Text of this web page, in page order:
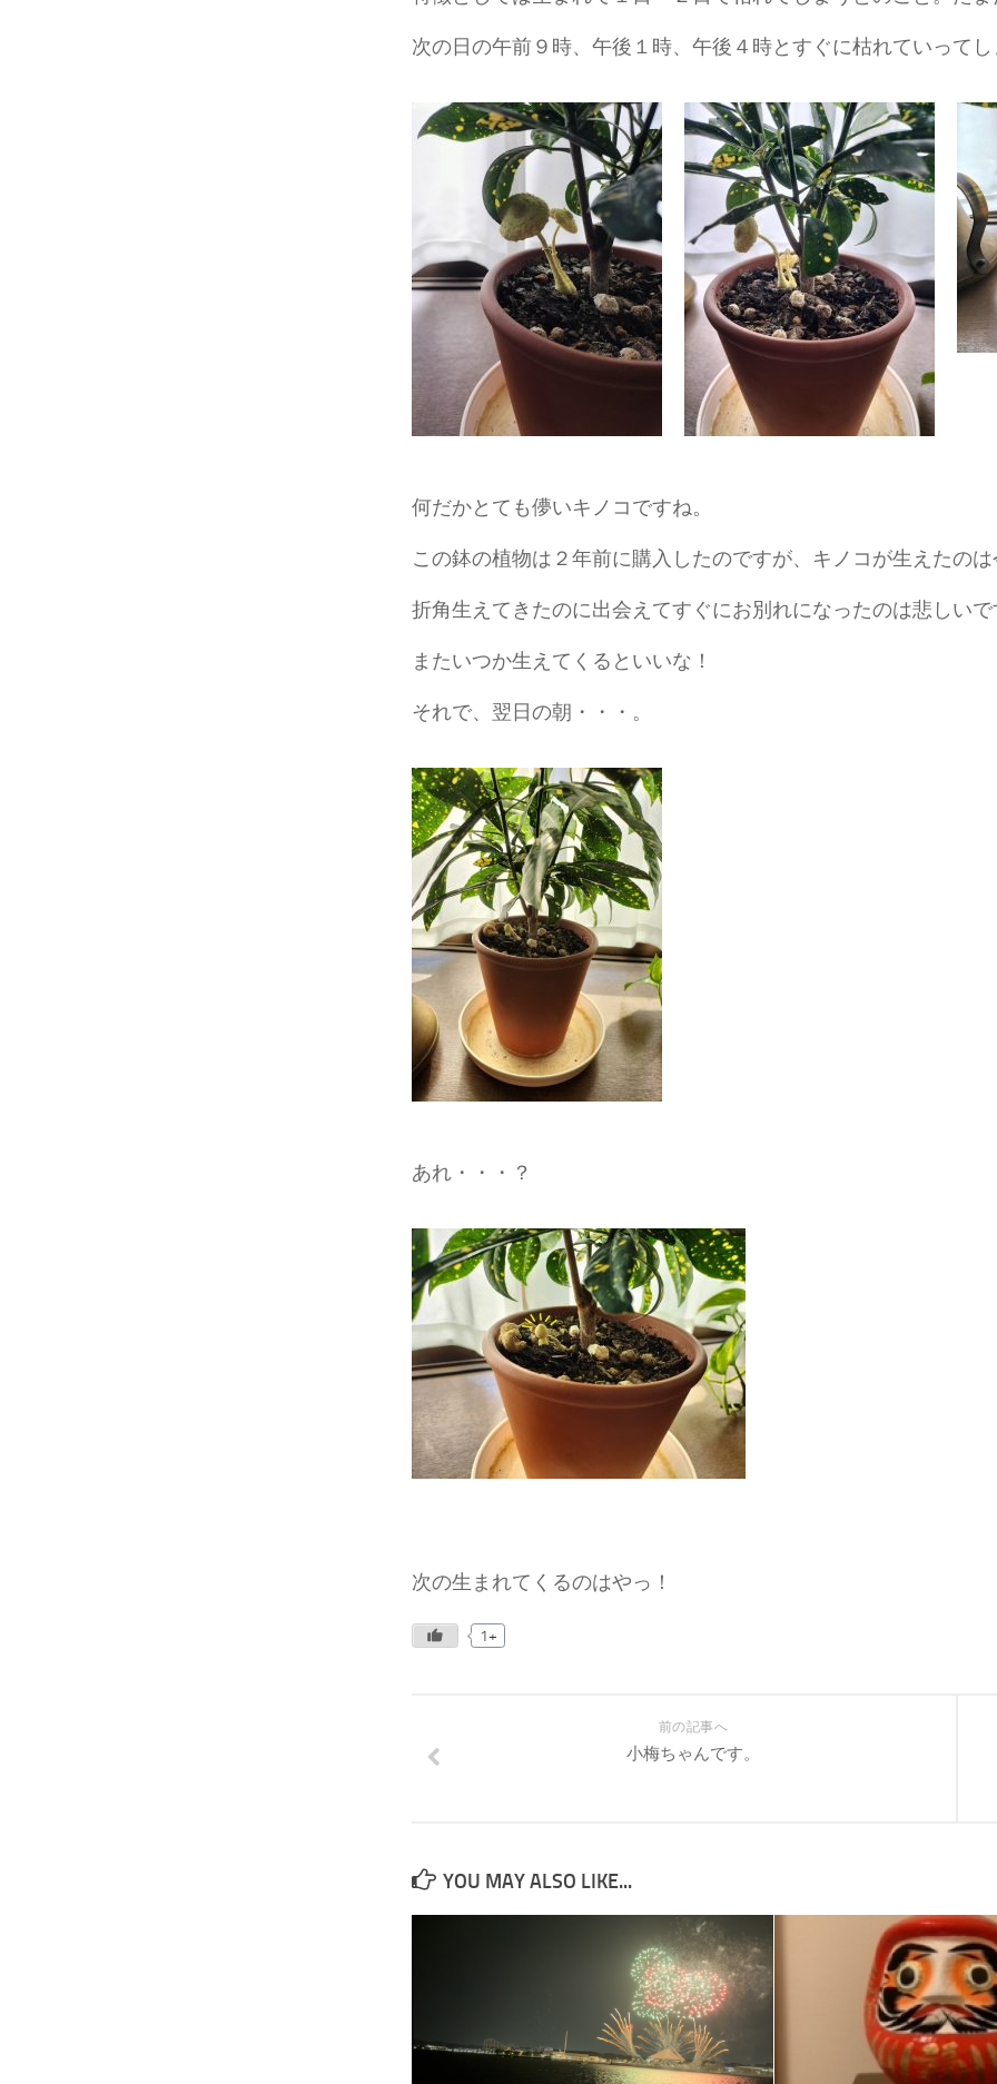
次の日の午前９時、午後１時、午後４時とすぐに枯れていって
何だかとても儚いキノコですね。
この鉢の植物は２年前に購入したのですが、キノコが生えたの
折角生えてきたのに出会えてすぐにお別れになったのは悲しい
またいつか生えてくるといいな！
それで、翌日の朝・・・。
あれ・・・？
次の生まれてくるのはやっ！
1+
前の記事へ
小梅ちゃんです。
YOU MAY ALSO LIKE...